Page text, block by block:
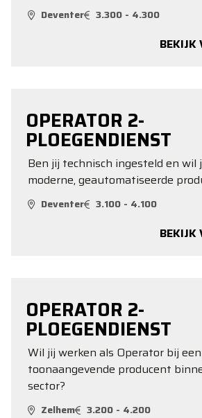
Deventer 3.300 - 4.300
BEKIJK
OPERATOR 2-
PLOEGENDIENST
Ben jij technisch ingesteld en wil
moderne, geautomatiseerde
Deventer 3.100 - 4.100
BEKIJK
OPERATOR 2-
PLOEGENDIENST
Wil jij werken als Operator bij een
toonaangevende producent
sector?
Zelhem 3.200 - 4.200